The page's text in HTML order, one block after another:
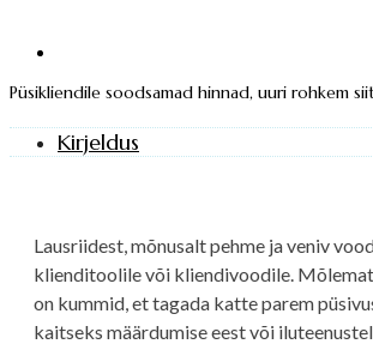
Püsikliendile soodsamad hinnad, uuri rohkem
Kirjeldus
Lausriidest, mõnusalt pehme ja veniv
klienditoolile või kliendivoodile.
on kummid, et tagada katte parem
kaitseks määrdumise eest või